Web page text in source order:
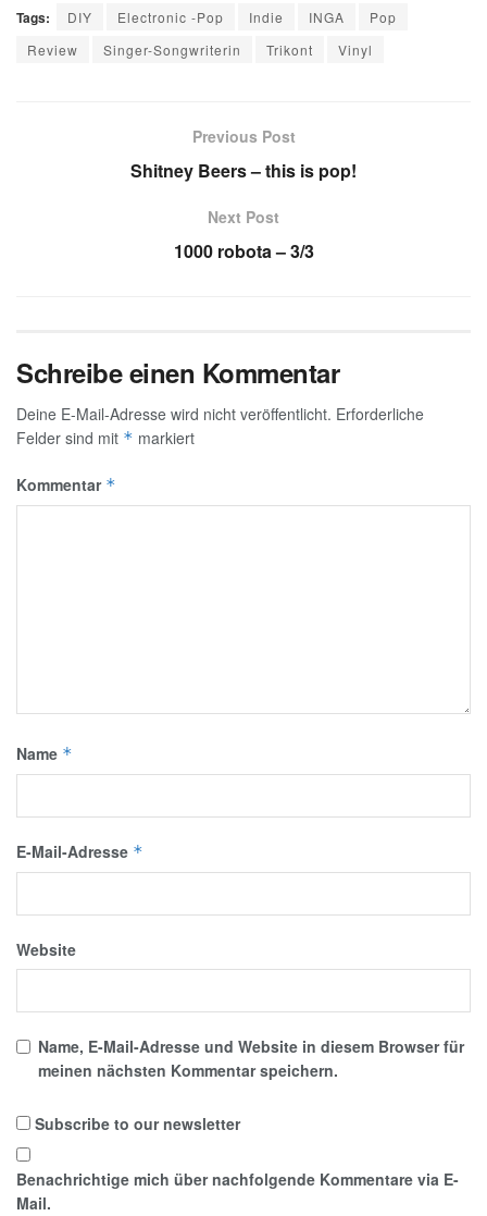
Tags: DIY Electronic -Pop Indie INGA
Pop
Review
Singer-Songwriterin Trikont Vinyl
Previous Post
Shitney Beers – this is pop!
Next Post
1000 robota – 3/3
Schreibe einen Kommentar
Deine E-Mail-Adresse wird nicht veröffentlicht. Erforderliche
Felder sind mit * markiert
Kommentar *
Name *
E-Mail-Adresse *
Website
Name, E-Mail-Adresse und Website in diesem Browser für
meinen nächsten Kommentar speichern.
Subscribe to our newsletter
Benachrichtige mich über nachfolgende Kommentare via E-
Mail.